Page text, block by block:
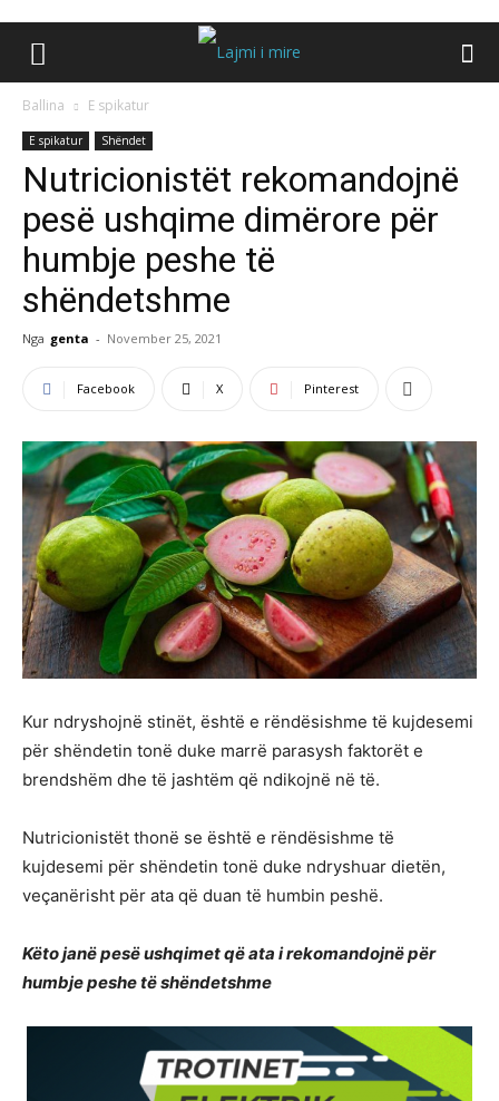
Ballina E spikatur
E spikatur Shëndet
Nutricionistët rekomandojnë
pesë ushqime dimërore për
humbje peshe të
shëndetshme
Nga genta - November 25, 2021
Facebook X Pinterest
Kur ndryshojnë stinët, është e rëndësishme të kujdesemi
për shëndetin tonë duke marrë parasysh faktorët e
brendshëm dhe të jashtëm që ndikojnë në të.
Nutricionistët thonë se është e rëndësishme të
kujdesemi për shëndetin tonë duke ndryshuar dietën,
veçanërisht për ata që duan të humbin peshë.
Këto janë pesë ushqimet që ata i rekomandojnë për
humbje peshe të shëndetshme